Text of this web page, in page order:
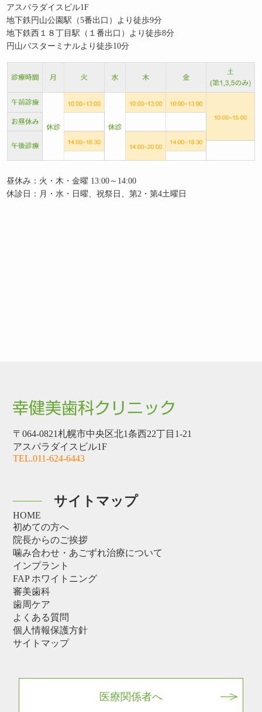
アスパラダイスビル1F
地下鉄円山公園駅（5番出口）より徒歩9分
地下鉄西１８丁目駅（１番出口）より徒歩8分
円山バスターミナルより徒歩10分
昼休み：火・木・金曜 13:00～14:00
休診日：月・水・日曜、祝祭日、第2・第4土曜日
〒064-0821札幌市中央区北1条西22丁目1-21
アスパラダイスビル1F
TEL.011-624-6443
サイトマップ
HOME
初めての方へ
院長からのご挨拶
噛み合わせ・あごずれ治療について
インプラント
FAP ホワイトニング
審美歯科
歯周ケア
よくある質問
個人情報保護方針
サイトマップ
医療関係者へ